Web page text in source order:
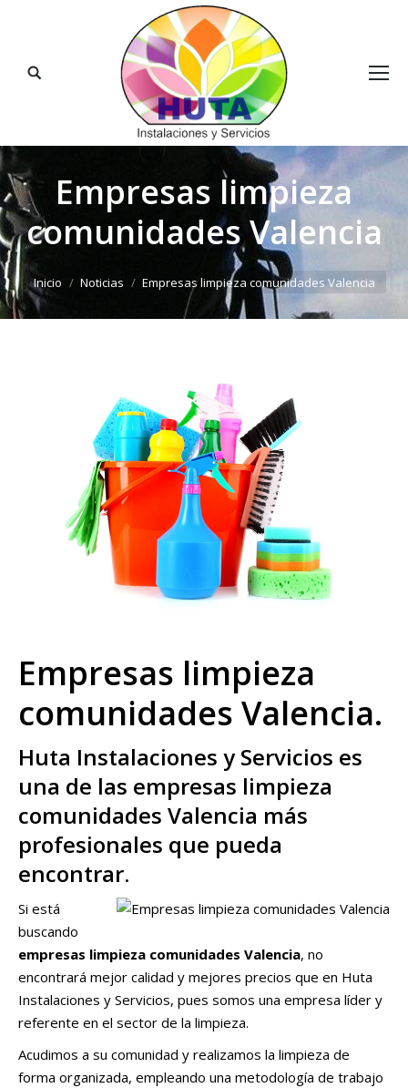
Buscar:
Empresas limpieza
comunidades Valencia
Estás aquí:
Inicio Noticias Empresas limpieza comunidades Valencia
Empresas limpieza
comunidades Valencia.
Huta Instalaciones y Servicios es
una de las empresas limpieza
comunidades Valencia más
profesionales que pueda
encontrar.
Si está
buscando
empresas limpieza comunidades Valencia, no
encontrará mejor calidad y mejores precios que en Huta
Instalaciones y Servicios, pues somos una empresa líder y
referente en el sector de la limpieza.
Acudimos a su comunidad y realizamos la limpieza de
forma organizada, empleando una metodología de trabajo